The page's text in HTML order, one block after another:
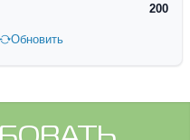
200
Обновить